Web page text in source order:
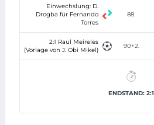
Einwechslung: D.
Drogba für Fernando
Torres
88.
2:1 Raul Meireles
(Vorlage von J. Obi Mikel)
90+2.
ENDSTAND: 2:1